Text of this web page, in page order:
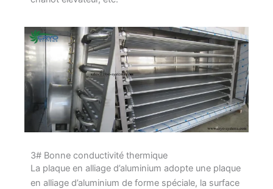
3# Bonne conductivité thermique
La plaque en alliage d’aluminium adopte une plaque
en alliage d’aluminium de forme spéciale, la surface